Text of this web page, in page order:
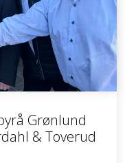
Grønlund
& Toverud